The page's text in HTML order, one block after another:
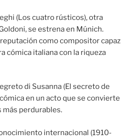
(Los cuatro rústicos), otra
se estrena en Múnich.
como compositor capaz
cómica italiana con la riqueza
di Susanna (El secreto de
en un acto que se convierte
más perdurables.
internacional (1910-